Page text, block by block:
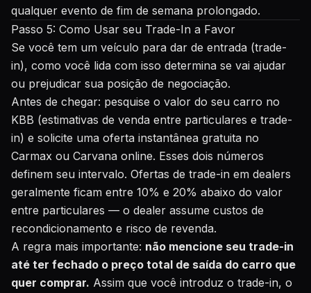
qualquer evento de fim de semana prolongado.
Passo 5: Como Usar seu Trade-In a Favor
Se você tem um veículo para dar de entrada (trade-
in), como você lida com isso determina se vai ajudar
ou prejudicar sua posição de negociação.
Antes de chegar: pesquise o valor do seu carro no
KBB (estimativas de venda entre particulares e trade-
in) e solicite uma oferta instantânea gratuita no
Carmax ou Carvana online. Esses dois números
definem seu intervalo. Ofertas de trade-in em dealers
geralmente ficam entre 10% e 20% abaixo do valor
entre particulares — o dealer assume custos de
recondicionamento e risco de revenda.
A regra mais importante: não mencione seu trade-in
até ter fechado o preço total de saída do carro que
quer comprar. Assim que você introduz o trade-in, o